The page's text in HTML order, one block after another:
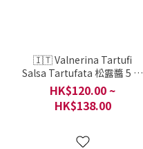
🇮🇹 Valnerina Tartufi
Salsa Tartufata 松露醬 5 %
/ 高質素乾貨系列 / 意大利 / 1
樽 500 克
HK$120.00 ~
HK$138.00